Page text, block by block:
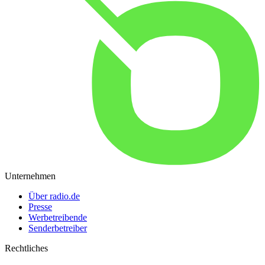
Unternehmen
Über radio.de
Presse
Werbetreibende
Senderbetreiber
Rechtliches